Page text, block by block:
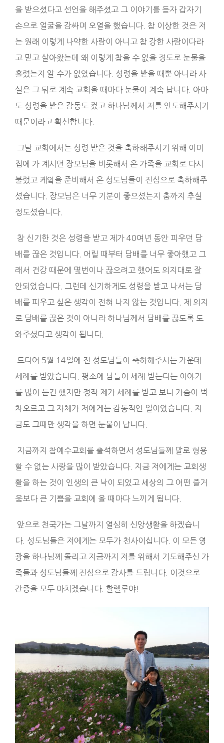
을 받으셨다고 선언을 해주셨고 그 이야기를 듣자 갑자기
손으로 얼굴을 감싸며 오열을 했습니다. 참 이상한 것은 저
는 원래 이렇게 나약한 사람이 아니고 참 강한 사람이다라
고 믿고 살아왔는데 왜 이렇게 참을 수 없을 정도로 눈물을
흘렸는지 알 수가 없었습니다. 성령을 받을 때뿐 아니라 사
실은 그 뒤로 계속 교회올 때마다 눈물이 계속 납니다. 아마
도 성령을 받은 감동도 컸고 하나님께서 저를 인도해주시기
때문이라고 확신합니다.
그날 교회에서는 성령 받은 것을 축하해주시기 위해 이미
집에 가 계시던 장모님을 비롯해서 온 가족을 교회로 다시
불렀고 케잌을 준비해서 온 성도님들이 진심으로 축하해주
셨습니다. 장모님은 너무 기분이 좋으셨는지 춤까지 추실
정도셨습니다.
참 신기한 것은 성령을 받고 제가 40여년 동안 피우던 담
배를 끊은 것입니다. 어릴 때부터 담배를 너무 좋아했고 그
래서 건강 때문에 몇번이나 끊으려고 했어도 의지대로 잘
안되었습니다. 그런데 신기하게도 성령을 받고 나서는 담
배를 피우고 싶은 생각이 전혀 나지 않는 것입니다. 제 의지
로 담배를 끊은 것이 아니라 하나님께서 담배를 끊도록 도
와주셨다고 생각이 됩니다.
드디어 5월 14일에 전 성도님들이 축하해주시는 가운데
세례를 받았습니다. 평소에 남들이 세례 받는다는 이야기
를 많이 듣긴 했지만 정작 제가 세례를 받고 보니 가슴이 벅
차오르고 그 자체가 저에게는 감동적인 일이었습니다. 지
금도 그때만 생각을 하면 눈물이 납니다.
지금까지 참예수교회를 출석하면서 성도님들께 말로 형용
할 수 없는 사랑을 많이 받았습니다. 지금 저에게는 교회생
활을 하는 것이 인생의 큰 낙이 되었고 세상의 그 어떤 즐거
움보다 큰 기쁨을 교회에 올 때마다 느끼게 됩니다.
앞으로 천국가는 그날까지 열심히 신앙생활을 하겠습니
다. 성도님들은 저에게는 모두가 천사이십니다. 이 모든 영
광을 하나님께 돌리고 지금까지 저를 위해서 기도해주신 가
족들과 성도님들께 진심으로 감사를 드립니다. 이것으로
간증을 모두 마치겠습니다. 할렐루야!